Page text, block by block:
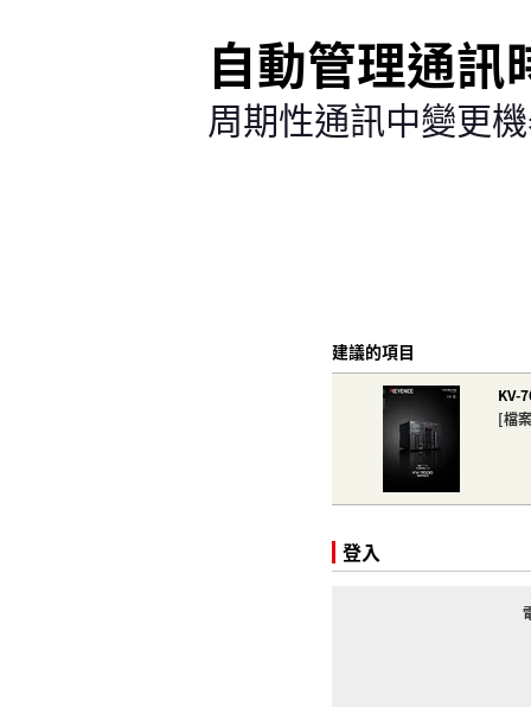
自動管理通訊
周期性通訊中變更
建議的項目
KV-
[檔
登入